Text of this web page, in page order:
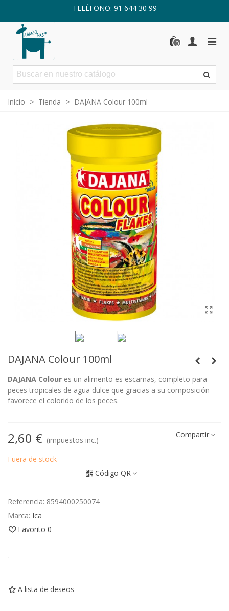
TELÉFONO: 91 644 30 99
0
Inicio > Tienda > DAJANA Colour 100ml
DAJANA Colour 100ml
DAJANA Colour es un alimento es escamas, completo para
peces tropicales de agua dulce que gracias a su composición
favorece el colorido de los peces.
2,60 € (impuestos inc.)
Compartir
Fuera de stock
Código QR
Referencia: 8594000250074
Marca: Ica
Favorito 0
A lista de deseos